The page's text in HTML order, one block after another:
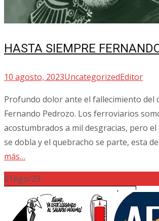
HASTA SIEMPRE
10 agosto, 2023UncategorizedEditor
Profundo dolor ante el fallecimiento del
Fernando Pedrozo. Los ferroviarios
acostumbrados a mil desgracias, pero
se dobla y el quebracho se parte, esta
más…
01Ago/23